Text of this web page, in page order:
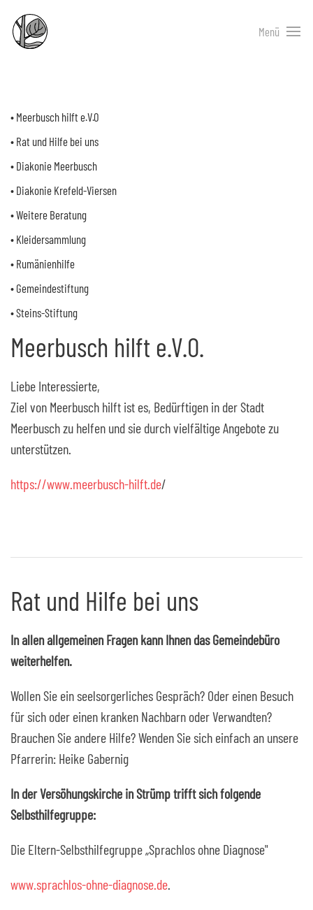
Menü
• Meerbusch hilft e.V.0
• Rat und Hilfe bei uns
• Diakonie Meerbusch
• Diakonie Krefeld-Viersen
• Weitere Beratung
• Kleidersammlung
• Rumänienhilfe
• Gemeindestiftung
• Steins-Stiftung
Meerbusch hilft e.V.O.
Liebe Interessierte,
Ziel von Meerbusch hilft ist es, Bedürftigen in der Stadt
Meerbusch zu helfen und sie durch vielfältige Angebote zu
unterstützen.
https://www.meerbusch-hilft.de/
Rat und Hilfe bei uns
In allen allgemeinen Fragen kann Ihnen das Gemeindebüro
weiterhelfen.
Wollen Sie ein seelsorgerliches Gespräch? Oder einen Besuch
für sich oder einen kranken Nachbarn oder Verwandten?
Brauchen Sie andere Hilfe? Wenden Sie sich einfach an unsere
Pfarrerin: Heike Gabernig
In der Versöhungskirche in Strümp trifft sich folgende
Selbsthilfegruppe:
Die Eltern-Selbsthilfegruppe „Sprachlos ohne Diagnose"
www.sprachlos-ohne-diagnose.de.